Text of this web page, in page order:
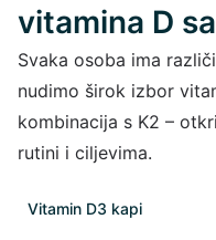
vitamina D
Svaka osoba ima
nudimo širok izbor
kombinacija s K2 –
rutini i ciljevima.
Vitamin D3 kapi